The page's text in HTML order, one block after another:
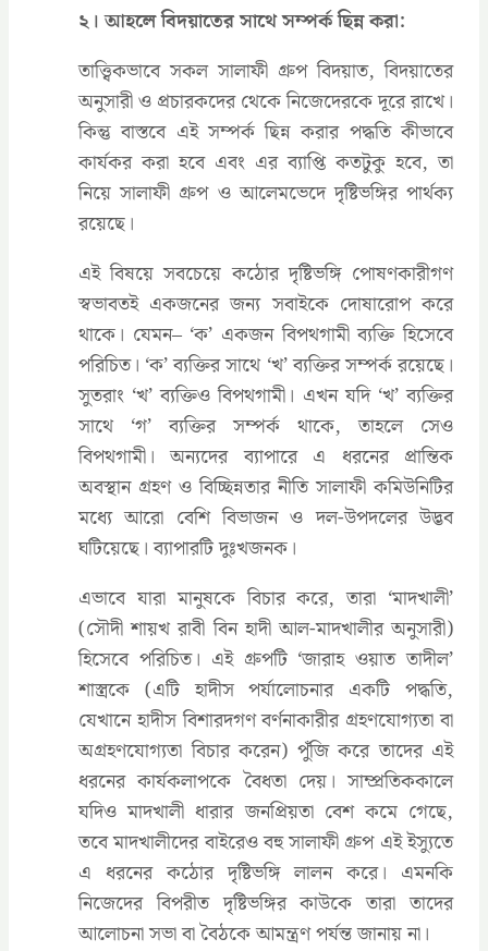
২। আহলে বিদয়াতের সাথে সম্পর্ক ছিন্ন করা:
তাত্ত্বিকভাবে সকল সালাফী গ্রুপ বিদয়াত, বিদয়াতের
অনুসারী ও প্রচারকদের থেকে নিজেদেরকে দূরে রাখে।
কিন্তু বাস্তবে এই সম্পর্ক ছিন্ন করার পদ্ধতি কীভাবে
কার্যকর করা হবে এবং এর ব্যাপ্তি কতটুকু হবে, তা
নিয়ে সালাফী গ্রুপ ও আলেমভেদে দৃষ্টিভঙ্গির পার্থক্য
রয়েছে।
এই বিষয়ে সবচেয়ে কঠোর দৃষ্টিভঙ্গি পোষণকারীগণ
স্বভাবতই একজনের জন্য সবাইকে দোষারোপ করে
থাকে। যেমন– ‘ক’ একজন বিপথগামী ব্যক্তি হিসেবে
পরিচিত। ‘ক’ ব্যক্তির সাথে ‘খ’ ব্যক্তির সম্পর্ক রয়েছে।
সুতরাং ‘খ’ ব্যক্তিও বিপথগামী। এখন যদি ‘খ’ ব্যক্তির
সাথে ‘গ’ ব্যক্তির সম্পর্ক থাকে, তাহলে সেও
বিপথগামী। অন্যদের ব্যাপারে এ ধরনের প্রান্তিক
অবস্থান গ্রহণ ও বিচ্ছিন্নতার নীতি সালাফী কমিউনিটির
মধ্যে আরো বেশি বিভাজন ও দল-উপদলের উদ্ভব
ঘটিয়েছে। ব্যাপারটি দুঃখজনক।
এভাবে যারা মানুষকে বিচার করে, তারা ‘মাদখালী’
(সৌদী শায়খ রাবী বিন হাদী আল-মাদখালীর অনুসারী)
হিসেবে পরিচিত। এই গ্রুপটি ‘জারাহ ওয়াত তাদীল’
শাস্ত্রকে (এটি হাদীস পর্যালোচনার একটি পদ্ধতি,
যেখানে হাদীস বিশারদগণ বর্ণনাকারীর গ্রহণযোগ্যতা বা
অগ্রহণযোগ্যতা বিচার করেন) পুঁজি করে তাদের এই
ধরনের কার্যকলাপকে বৈধতা দেয়। সাম্প্রতিককালে
যদিও মাদখালী ধারার জনপ্রিয়তা বেশ কমে গেছে,
তবে মাদখালীদের বাইরেও বহু সালাফী গ্রুপ এই ইস্যুতে
এ ধরনের কঠোর দৃষ্টিভঙ্গি লালন করে। এমনকি
নিজেদের বিপরীত দৃষ্টিভঙ্গির কাউকে তারা তাদের
আলোচনা সভা বা বৈঠকে আমন্ত্রণ পর্যন্ত জানায় না।